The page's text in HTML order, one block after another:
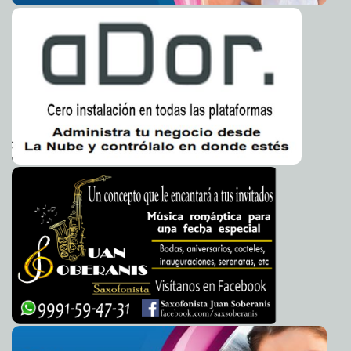
Dan a conocer "El Tuit de Oro"
2013-12-12 17:40:02 Volkswagen se despide de la combi el 31 de diciembre
Jorge Armando León Borges
2013-12-12 17:34:32 Exxon celebra la reforma energética
Eduardo Ignacio Ramos
2013-12-12 17:30:24 Instagram lanza sistema de mensajería privada
Ignacio Ramos Pérez
2013-12-12 17:25:23 Creen que una imagen de la Virgen apareció en
Monterrey Claudia Sofía Gómez Infante
2013-12-12 17:21:18 Aparece una "mataviejitas" en Francia Claudia Sofía Gómez
Infante
2013-12-12 17:18:07 Ejecutan a tío depravado de Kim Jon-un Carmen Alicia
Briceño Sánchez
2013-12-12 15:12:44 Investiga la NASA: Se retrasaría lanzamiento de la
primera misión de carga de Orbital Sciences Javier W. López Madera
2013-12-12 15:06:22 "Situación urgente" en el espacio: NASA reporta que
falla sistema de refrigeración en la Estación Espacial Javier W. López
Madera
2013-12-12 15:03:07 "Checo" está feliz con su arribo a Force India
López Madera
2013-12-12 14:57:11 Force India, la escudería más constante en Fórmula
Javier W. López Madera